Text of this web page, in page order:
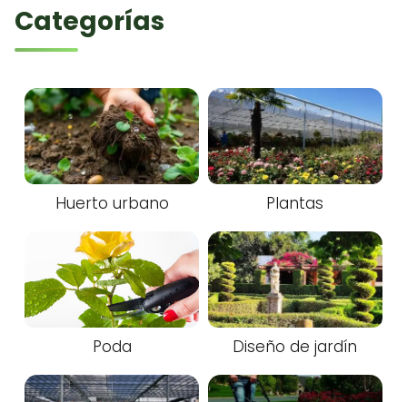
Categorías
Huerto urbano Plantas
Poda Diseño de jardín